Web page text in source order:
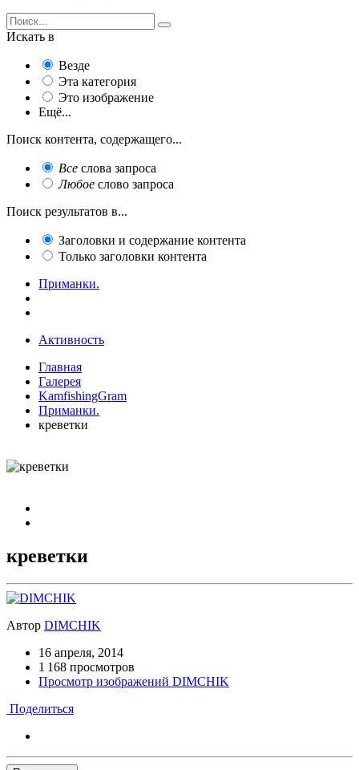
Искать в
Везде
Эта категория
Это изображение
Ещё...
Поиск контента, содержащего...
Все слова запроса
Любое слово запроса
Поиск результатов в...
Заголовки и содержание контента
Только заголовки контента
Приманки.
Активность
Главная
Галерея
KamfishingGram
Приманки.
креветки
креветки
Автор DIMCHIK
16 апреля, 2014
1 168 просмотров
Просмотр изображений DIMCHIK
Поделиться